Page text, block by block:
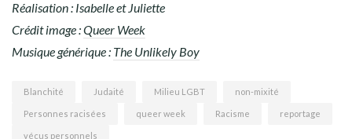
Réalisation : Isabelle et Juliette
Crédit image :Queer Week
Musique générique : The Unlikely Boy
Blanchité Judaité Milieu LGBT non-mixité
Personnes racisées queer week Racisme reportage
vécus personnels